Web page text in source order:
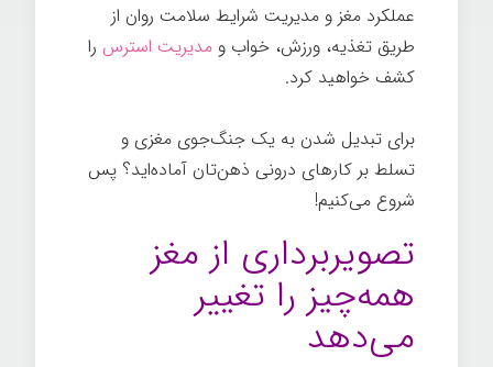
عملکرد مغز و مدیریت شرایط سلامت روان از
طریق تغذیه، ورزش، خواب و مدیریت استرس را
کشف خواهید کرد.
برای تبدیل شدن به یک جنگ‌جوی مغزی و
تسلط بر کارهای درونی ذهن‌تان آماده‌اید؟ پس
شروع می‌کنیم!
تصویربرداری از مغز
همه‌چیز را تغییر
می‌دهد